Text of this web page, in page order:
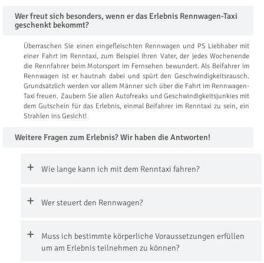
Wer freut sich besonders, wenn er das Erlebnis Rennwagen-Taxi
geschenkt bekommt?
Überraschen Sie einen eingefleischten Rennwagen und PS Liebhaber mit
einer Fahrt im Renntaxi, zum Beispiel Ihren Vater, der jedes Wochenende
die Rennfahrer beim Motorsport im Fernsehen bewundert. Als Beifahrer im
Rennwagen ist er hautnah dabei und spürt den Geschwindigkeitsrausch.
Grundsätzlich werden vor allem Männer sich über die Fahrt im Rennwagen-
Taxi freuen. Zaubern Sie allen Autofreaks und Geschwindigkeitsjunkies mit
dem Gutschein für das Erlebnis, einmal Beifahrer im Renntaxi zu sein, ein
Strahlen ins Gesicht!
Weitere Fragen zum Erlebnis? Wir haben die Antworten!
Wie lange kann ich mit dem Renntaxi fahren?
Wer steuert den Rennwagen?
Muss ich bestimmte körperliche Voraussetzungen erfüllen
um am Erlebnis teilnehmen zu können?